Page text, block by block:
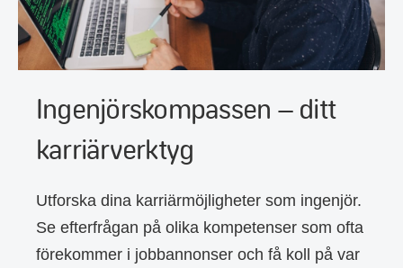
Ingenjörskompassen – ditt
karriärverktyg
Utforska dina karriärmöjligheter som ingenjör.
Se efterfrågan på olika kompetenser som ofta
förekommer i jobbannonser och få koll på var